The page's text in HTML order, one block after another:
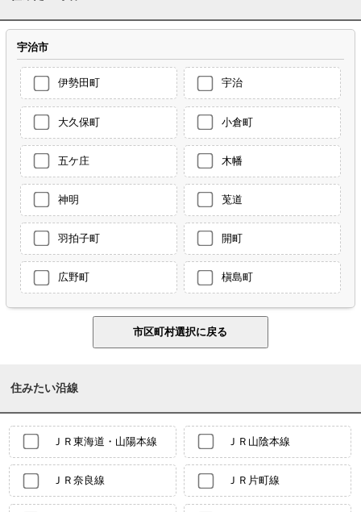
宇治市
伊勢田町 宇治
大久保町 小倉町
五ケ庄 木幡
神明 莵道
羽拍子町 開町
広野町 槇島町
住みたい沿線
ＪＲ東海道・山陽本線 ＪＲ山陰本線
ＪＲ奈良線 ＪＲ片町線